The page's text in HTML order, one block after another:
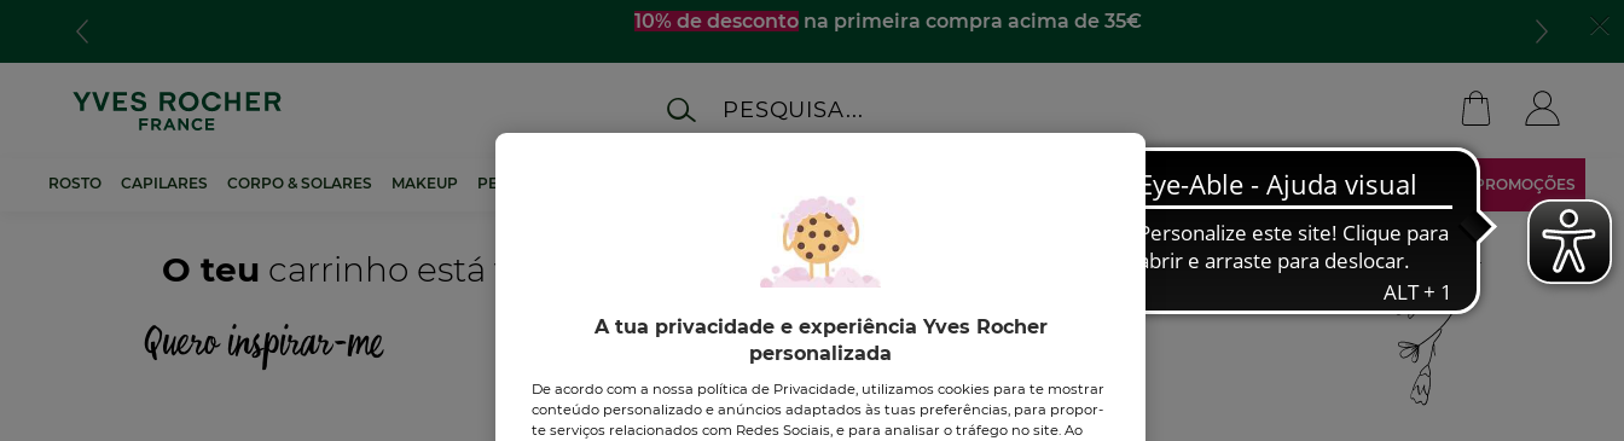
conteúdo
10% de desconto na primeira compra acima de 35€
ROSTO CAPILARES CORPO & SOLARES MAKEUP PERFUMES TORNA-TE AFILIADO ÁREA RESERVADA PROMOÇÕES
O teu carrinho está vazio
Quero inspirar-me
A tua privacidade e experiência Yves Rocher
personalizada
De acordo com a nossa política de Privacidade, utilizamos cookies para te mostrar
conteúdo personalizado e anúncios adaptados às tuas preferências, para propor-
te serviços relacionados com Redes Sociais, e para analisar o tráfego no site. Ao